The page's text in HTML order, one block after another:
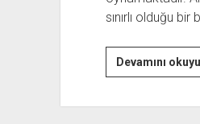
sınırlı olduğu
Devamını